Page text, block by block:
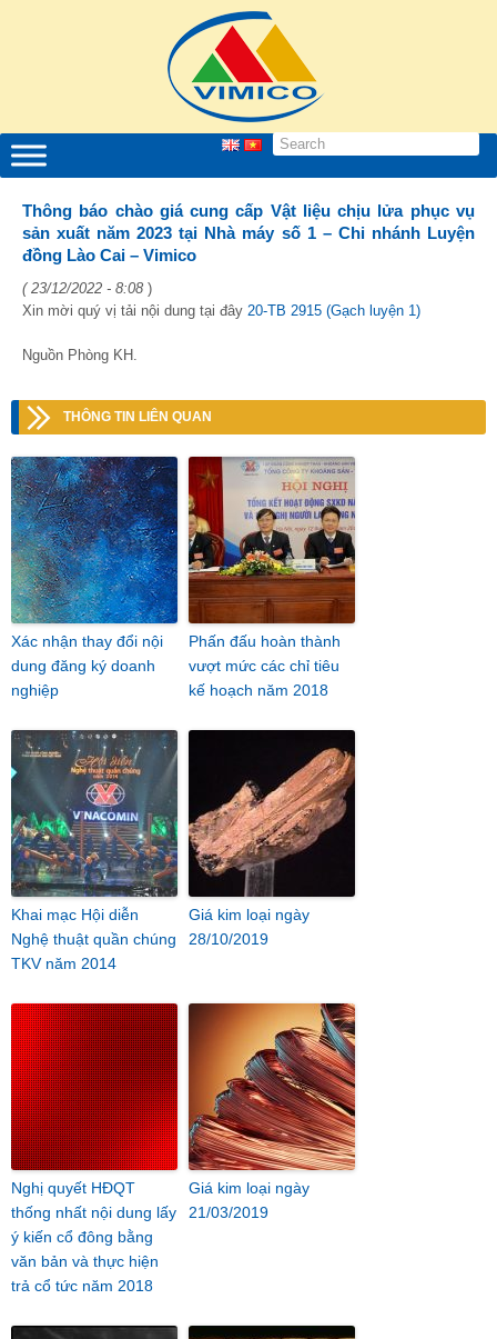
Thông báo chào giá cung cấp Vật liệu chịu lửa phục vụ
sản xuất năm 2023 tại Nhà máy số 1 – Chi nhánh Luyện
đồng Lào Cai – Vimico
( 23/12/2022 - 8:08 )
Xin mời quý vị tải nội dung tại đây 20-TB 2915 (Gạch luyện 1)
Nguồn Phòng KH.
THÔNG TIN LIÊN QUAN
Xác nhận thay đổi nội
dung đăng ký doanh
nghiệp
Phấn đấu hoàn thành
vượt mức các chỉ tiêu
kế hoạch năm 2018
Khai mạc Hội diễn
Nghệ thuật quần chúng
TKV năm 2014
Giá kim loại ngày
28/10/2019
Nghị quyết HĐQT
thống nhất nội dung lấy
ý kiến cổ đông bằng
văn bản và thực hiện
trả cổ tức năm 2018
Giá kim loại ngày
21/03/2019